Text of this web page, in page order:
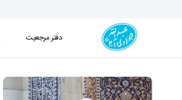
دفتر مرجعیت